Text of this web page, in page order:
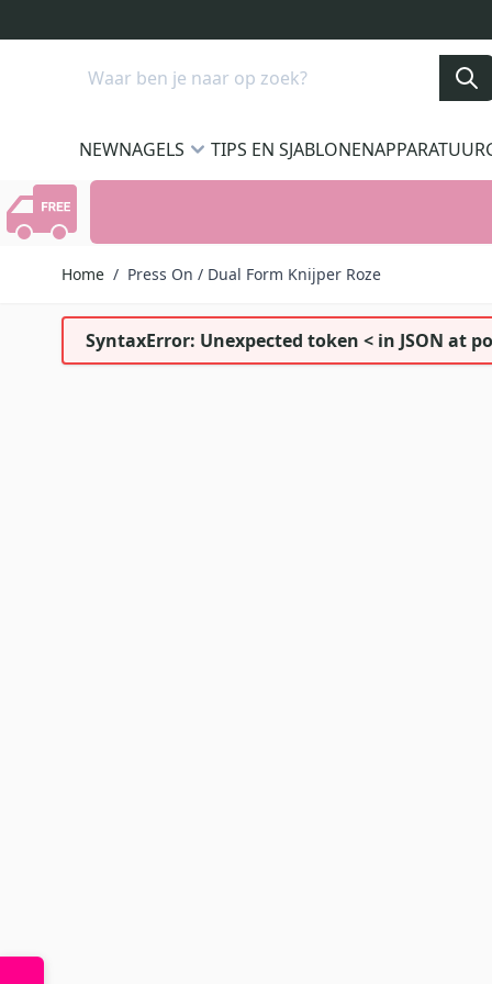
Search
NEWNAGELS TIPS EN SJABLONENAPPARATUUR
Home / Press On / Dual Form Knijper Roze
SyntaxError: Unexpected token < in JSON at